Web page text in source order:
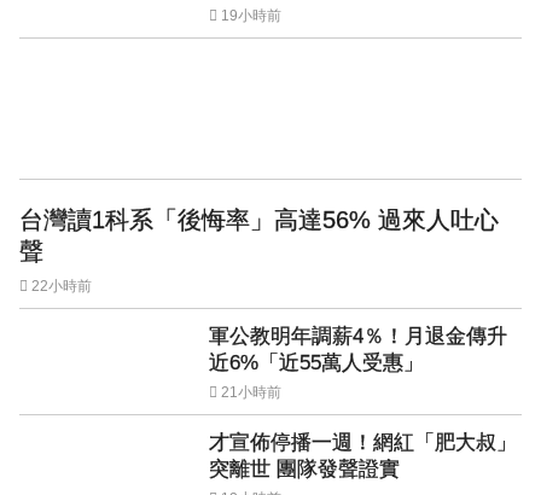
19小時前
台灣讀1科系「後悔率」高達56% 過來人吐心
聲
22小時前
軍公教明年調薪4％！月退金傳升
近6%「近55萬人受惠」
21小時前
才宣佈停播一週！網紅「肥大叔」
突離世 團隊發聲證實